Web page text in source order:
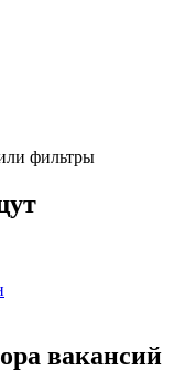
фильтры
вакансий